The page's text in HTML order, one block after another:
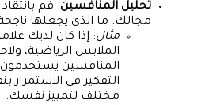
تحليل المنافسين: قم
مجالك. ما الذي يجعلها
مثال: إذا كان لديك
الملابس الرياضية،
المنافسين يستخدمون
التفكير في الاستمرار
مختلف لتمييز نفسك.